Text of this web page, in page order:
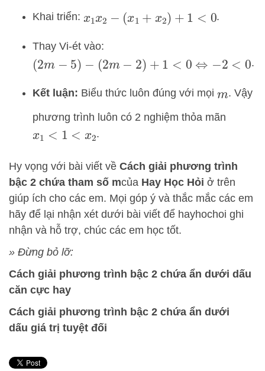
Khai triển: x1x2 −( x1+x2)+1< 0 .
Thay Vi-ét vào:
(2m−5 )− 2m−2) +1<0⇔− 2<0 .
Kết luận: Biểu thức luôn đúng với mọi m. Vậy
phương trình luôn có 2 nghiệm thỏa mãn
x1 <1 < x2 .
Hy vọng với bài viết về Cách giải phương trình
bậc 2 chứa tham số mcủa Hay Học Hỏi ở trên
giúp ích cho các em. Mọi góp ý và thắc mắc các em
hãy để lại nhận xét dưới bài viết để hayhochoi ghi
nhận và hỗ trợ, chúc các em học tốt.
» Đừng bỏ lỡ:
Cách giải phương trình bậc 2 chứa ẩn dưới dấu
căn cực hay
Cách giải phương trình bậc 2 chứa ẩn dưới
dấu giá trị tuyệt đối